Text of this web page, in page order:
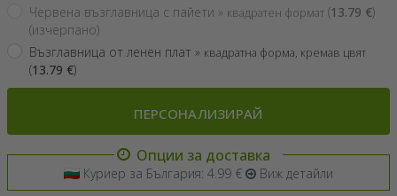
Червена възглавница с пайети » квадратен формат (13.79 €)
(изчерпано)
Възглавница от ленен плат » квадратна форма, кремав цвят
(13.79 €)
ПЕРСОНАЛИЗИРАЙ
Опции за доставка
Куриер за България: 4.99 € Виж детайли